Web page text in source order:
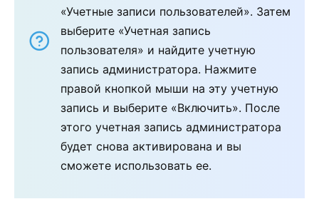
«Учетные записи пользователей». Затем
выберите «Учетная запись
пользователя» и найдите учетную
запись администратора. Нажмите
правой кнопкой мыши на эту учетную
запись и выберите «Включить». После
этого учетная запись администратора
будет снова активирована и вы
сможете использовать ее.